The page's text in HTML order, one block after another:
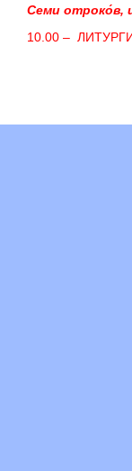
Семи отроко́в,
10.00 –